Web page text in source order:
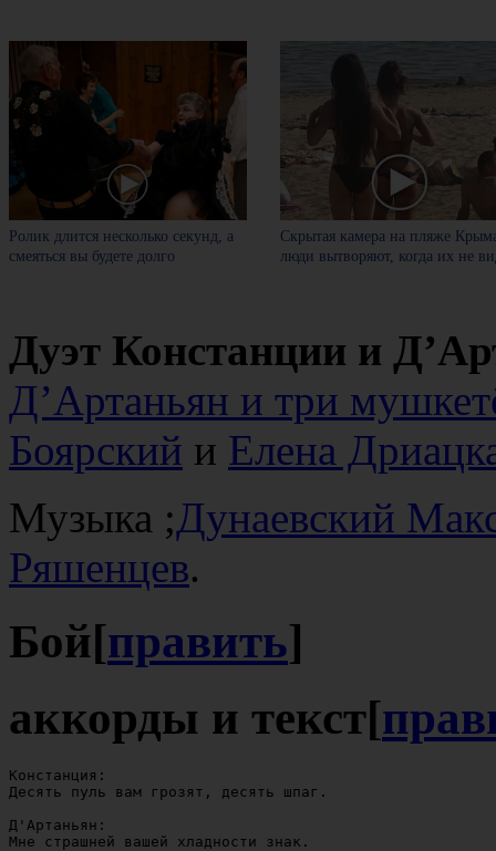
Ролик длится несколько секунд, а
смеяться вы будете долго
Скрытая камера на пляже
люди вытворяют, когда их не
Дуэт Констанции и
Д’Артаньян и три
Боярский и Елена
Музыка ;Дунаевский
Ряшенцев.
Бой[править]
аккорды и текст[
Констанция:
Десять пуль вам грозят, десять шпаг.
Д'Артаньян:
Мне страшней вашей хладности знак.